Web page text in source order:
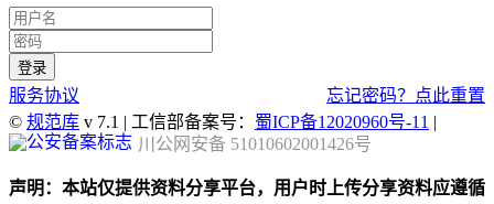
服务协议
忘记密码？点此重置
© 规范库 v 7.1 | 工信部备案号： 蜀ICP备12020960号-11 |
川公网安备 51010602001426号
声明：本站仅提供资料分享平台，用户时上传分享资料应遵循